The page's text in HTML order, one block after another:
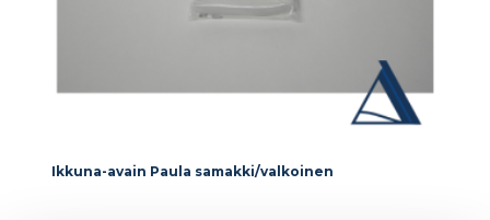
Ikkuna-avain Paula samakki/valkoinen